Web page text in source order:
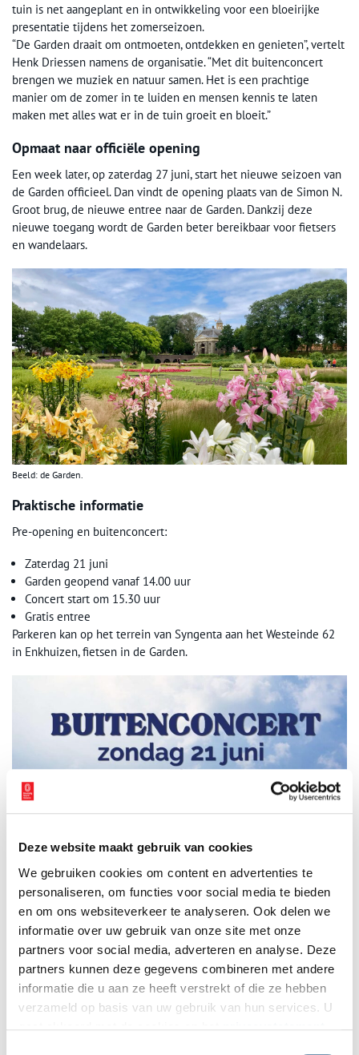
Deze website maakt gebruik van cookies
We gebruiken cookies om content en advertenties te
personaliseren, om functies voor social media te bieden
en om ons websiteverkeer te analyseren. Ook delen we
informatie over uw gebruik van onze site met onze
partners voor social media, adverteren en analyse. Deze
partners kunnen deze gegevens combineren met andere
informatie die u aan ze heeft verstrekt of die ze hebben
verzameld op basis van uw gebruik van hun services. U
tuin is net aangeplant en in ontwikkeling voor een bloeirijke
presentatie tijdens het zomerseizoen.
“De Garden draait om ontmoeten, ontdekken en genieten”, vertelt
Henk Driessen namens de organisatie. “Met dit buitenconcert
brengen we muziek en natuur samen. Het is een prachtige
manier om de zomer in te luiden en mensen kennis te laten
maken met alles wat er in de tuin groeit en bloeit.”
Opmaat naar officiële opening
Een week later, op zaterdag 27 juni, start het nieuwe seizoen van
de Garden officieel. Dan vindt de opening plaats van de Simon N.
Groot brug, de nieuwe entree naar de Garden. Dankzij deze
nieuwe toegang wordt de Garden beter bereikbaar voor fietsers
en wandelaars.
Beeld: de Garden.
Praktische informatie
Pre-opening en buitenconcert:
Zaterdag 21 juni
Garden geopend vanaf 14.00 uur
Concert start om 15.30 uur
Gratis entree
Parkeren kan op het terrein van Syngenta aan het Westeinde 62
in Enkhuizen, fietsen in de Garden.